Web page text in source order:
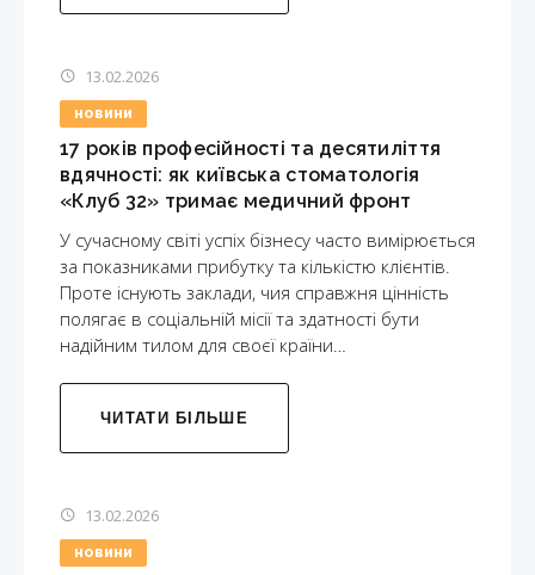
13.02.2026
НОВИНИ
17 років професійності та десятиліття
вдячності: як київська стоматологія
«Клуб 32» тримає медичний фронт
У сучасному світі успіх бізнесу часто вимірюється
за показниками прибутку та кількістю клієнтів.
Проте існують заклади, чия справжня цінність
полягає в соціальній місії та здатності бути
надійним тилом для своєї країни…
ЧИТАТИ БІЛЬШЕ
13.02.2026
НОВИНИ